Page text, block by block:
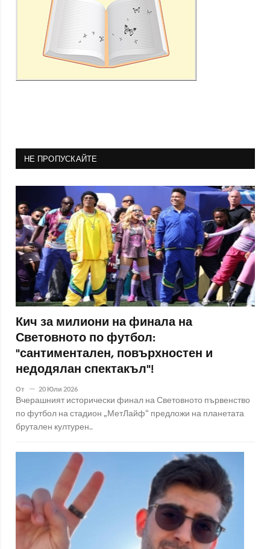
НЕ ПРОПУСКАЙТЕ
Кич за милиони на финала на
Световното по футбол:
"сантиментален, повърхностен и
недодялан спектакъл"!
От 20 Юли 2026
Вчерашният исторически финал на Световното първенство
по футбол на стадион „МетЛайф“ предложи на планетата
брутален културен..